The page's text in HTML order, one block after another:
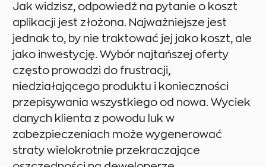
Jak widzisz, odpowiedź na pytanie o koszt
aplikacji jest złożona. Najważniejsze jest
jednak to, by nie traktować jej jako koszt, ale
jako inwestycję. Wybór najtańszej oferty
często prowadzi do frustracji,
niedziałającego produktu i konieczności
przepisywania wszystkiego od nowa. Wyciek
danych klienta z powodu luk w
zabezpieczeniach może wygenerować
straty wielokrotnie przekraczające